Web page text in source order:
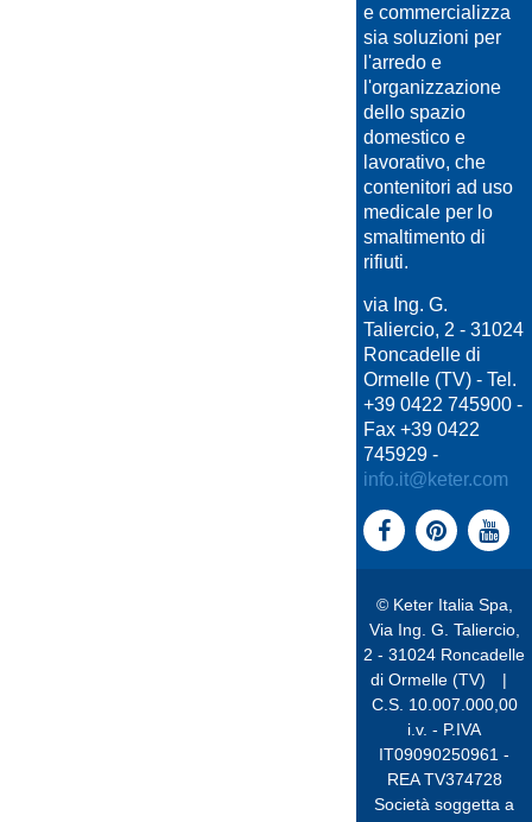
e commercializza
sia soluzioni per
l'arredo e
l'organizzazione
dello spazio
domestico e
lavorativo, che
contenitori ad uso
medicale per lo
smaltimento di
rifiuti.
via Ing. G.
Taliercio, 2 - 31024
Roncadelle di
Ormelle (TV) - Tel.
+39 0422 745900 -
Fax +39 0422
745929 -
info.it@keter.com
© Keter Italia Spa,
Via Ing. G. Taliercio,
2 - 31024 Roncadelle
di Ormelle (TV)
|
C.S. 10.007.000,00
i.v. - P.IVA
IT09090250961 -
REA TV374728
Società soggetta a